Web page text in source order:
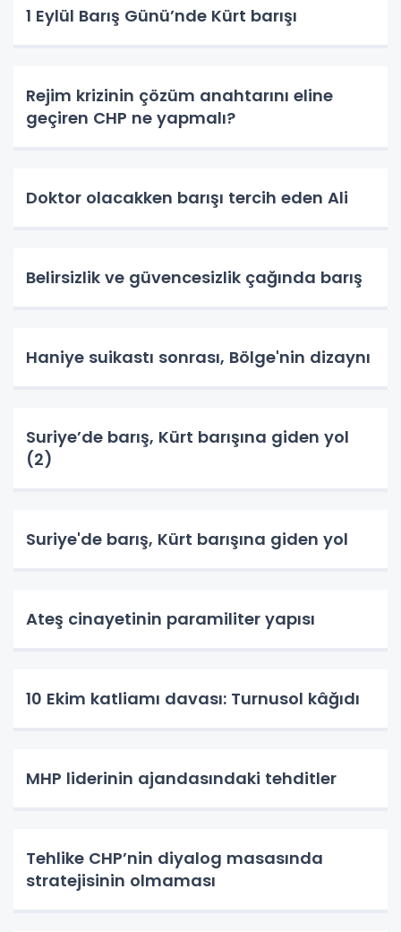
1 Eylül Barış Günü’nde Kürt barışı
Rejim krizinin çözüm anahtarını eline
geçiren CHP ne yapmalı?
Doktor olacakken barışı tercih eden Ali
Belirsizlik ve güvencesizlik çağında barış
Haniye suikastı sonrası, Bölge'nin dizaynı
Suriye’de barış, Kürt barışına giden yol
(2)
Suriye'de barış, Kürt barışına giden yol
Ateş cinayetinin paramiliter yapısı
10 Ekim katliamı davası: Turnusol kâğıdı
MHP liderinin ajandasındaki tehditler
Tehlike CHP’nin diyalog masasında
stratejisinin olmaması